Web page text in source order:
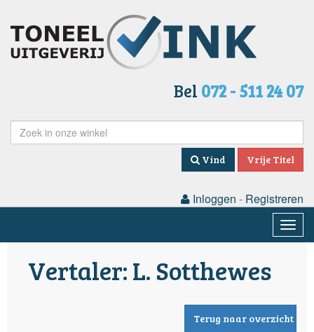
Bel 072 - 511 24 07
Vind Vrije Titel
Inloggen - Registreren
Vertaler: L. Sotthewes
Terug naar overzicht